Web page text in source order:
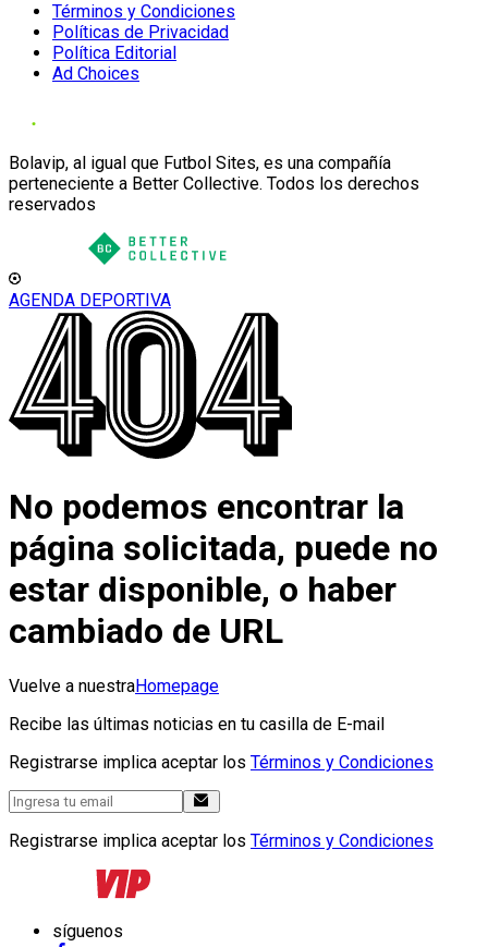
Términos y Condiciones
Políticas de Privacidad
Política Editorial
Ad Choices
Bolavip, al igual que Futbol Sites, es una compañía
perteneciente a Better Collective. Todos los derechos
reservados
AGENDA DEPORTIVA
No podemos encontrar la
página solicitada, puede no
estar disponible, o haber
cambiado de URL
Vuelve a nuestraHomepage
Recibe las últimas noticias en tu casilla de E-mail
Registrarse implica aceptar los Términos y Condiciones
Registrarse implica aceptar los Términos y Condiciones
síguenos